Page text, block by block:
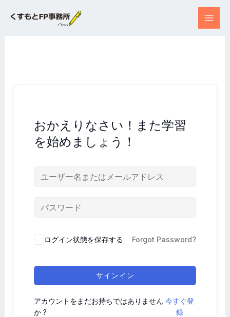
おかえりなさい！また学習
を始めましょう！
ログイン状態を保存する Forgot Password?
サインイン
アカウントをまだお持ちではありません
か ?
今すぐ登
録